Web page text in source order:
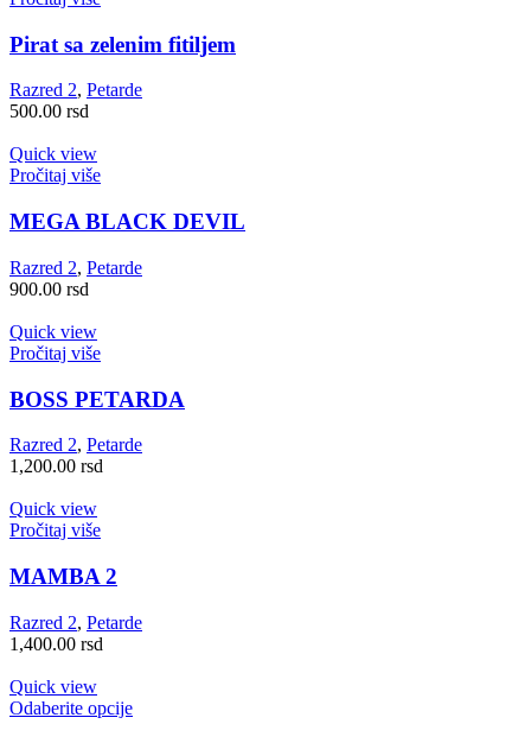
Pirat sa zelenim fitiljem
Razred 2, Petarde
500.00 rsd
Quick view
Pročitaj više
MEGA BLACK DEVIL
Razred 2, Petarde
900.00 rsd
Quick view
Pročitaj više
BOSS PETARDA
Razred 2, Petarde
1,200.00 rsd
Quick view
Pročitaj više
MAMBA 2
Razred 2, Petarde
1,400.00 rsd
Quick view
Odaberite opcijeOvaj